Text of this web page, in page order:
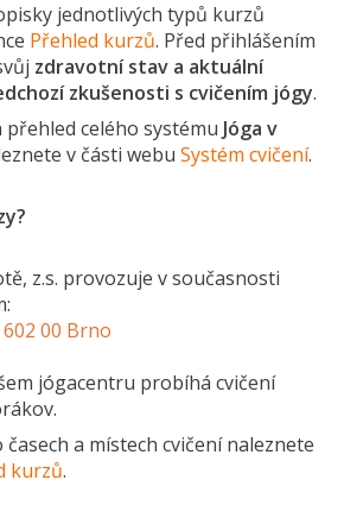
jednotlivých typů kurzů
Přehled kurzů. Před přihlášením
zdravotní stav a aktuální
zkušenosti s cvičením jógy.
celého systému Jóga v
v části webuSystém cvičení.
z.s. provozuje v současnosti
00 Brno
jógacentru probíhá cvičení
a místech cvičení naleznete
kurzů.